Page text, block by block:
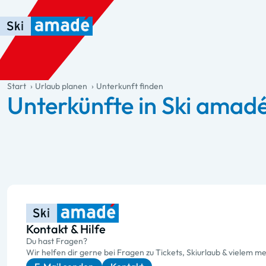
Zum Haupt-Inhalt springen
Springe zur Tabelle
Zur Haupt-Navigation springen
general.table-of-content
Start Urlaub planen Unterkunft finden
Unterkünfte in Ski
Kontakt & Hilfe
Du hast Fragen?
Wir helfen dir gerne bei Fragen zu Tickets, Skiurlaub & vielem